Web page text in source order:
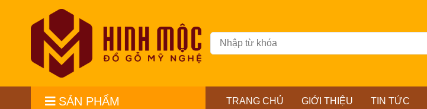
SẢN PHẨM TRANG CHỦ GIỚI THIỆU TIN TỨC